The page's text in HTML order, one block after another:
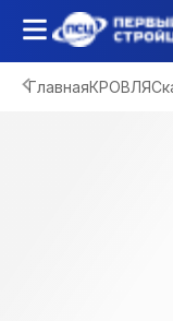
ГлавнаяКРОВЛЯ